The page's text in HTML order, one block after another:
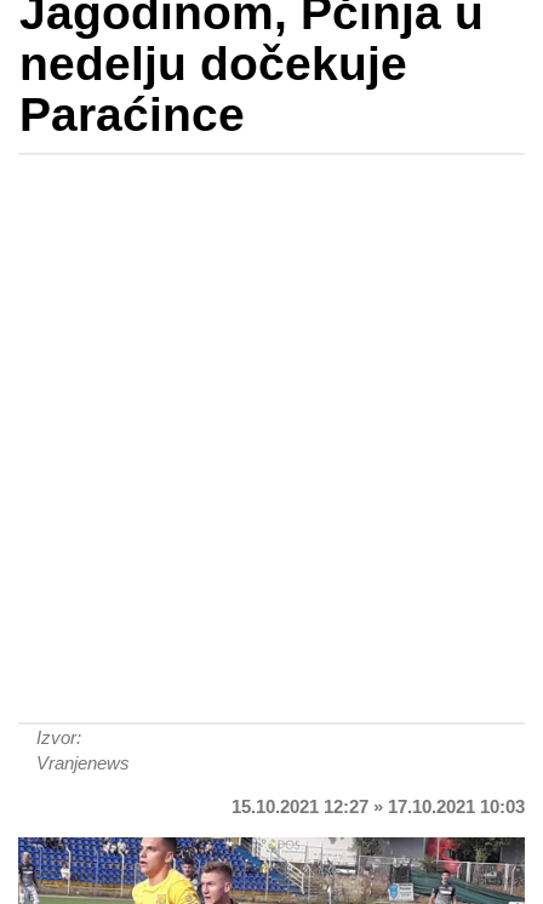
Jagodinom, Pčinja u
nedelju dočekuje
Paraćince
Izvor:
Vranjenews
15.10.2021 12:27 » 17.10.2021 10:03